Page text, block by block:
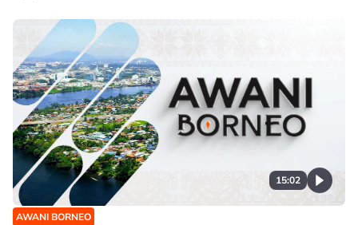
15:02
AWANI BORNEO